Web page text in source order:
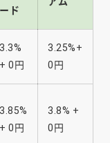
ード
3.3%
+ 0円
3.25%+
0円
3.85%
+ 0円
3.8% +
0円